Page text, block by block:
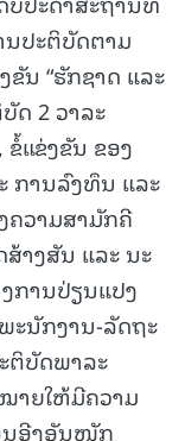
ປະຕິບັດຕາມ
ນ “ຮັກຊາດ ແລະ
ດ 2 ວາລະ
ແຂ່ງຂັນ ຂອງ
ການລົງທຶນ ແລະ
ຄວາມສາມັກຄີ
າງສັນ ແລະ ນະ
ການປ່ຽນແປງ
ນັກງານ-ລັດຖະ
ຕິບັດພາລະ
າຍໃຫ້ມີຄວາມ
ນອີງອັນໜັກ